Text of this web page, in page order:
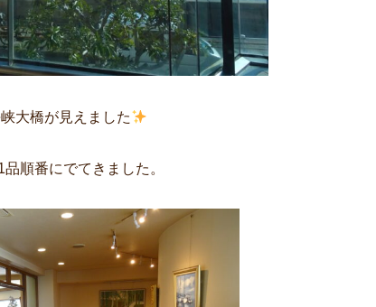
大橋が見えました
順番にでてきました。